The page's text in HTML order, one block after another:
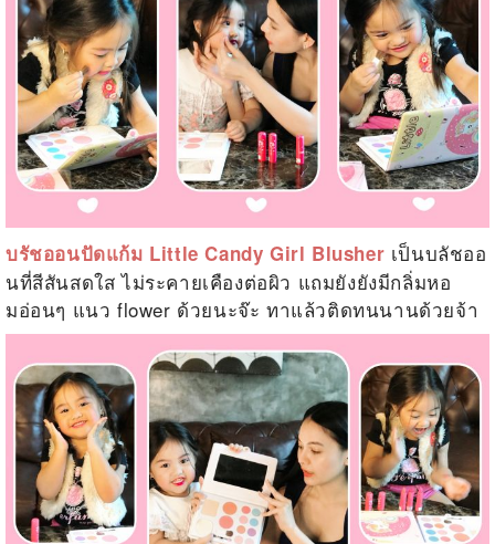
บรัชออนปัดแก้ม Little Candy Girl Blusher เป็นบลัชออ
นที่สีสันสดใส ไม่ระคายเคืองต่อผิว แถมยังยังมีกลิ่มหอ
มอ่อนๆ แนว flower ด้วยนะจ๊ะ ทาแล้วติดทนนานด้วยจ้า